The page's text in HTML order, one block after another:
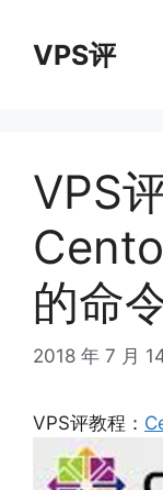
VPS评
VPS
的命
2018 年 7 月
VPS评教程：